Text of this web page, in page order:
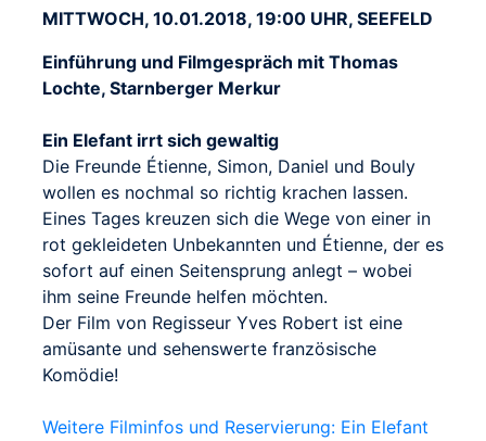
MITTWOCH, 10.01.2018, 19:00 UHR, SEEFELD
Einführung und Filmgespräch mit Thomas
Lochte, Starnberger Merkur
Ein Elefant irrt sich gewaltig
Die Freunde Étienne, Simon, Daniel und Bouly
wollen es nochmal so richtig krachen lassen.
Eines Tages kreuzen sich die Wege von einer in
rot gekleideten Unbekannten und Étienne, der es
sofort auf einen Seitensprung anlegt – wobei
ihm seine Freunde helfen möchten.
Der Film von Regisseur Yves Robert ist eine
amüsante und sehenswerte französische
Komödie!
Weitere Filminfos und Reservierung: Ein Elefant